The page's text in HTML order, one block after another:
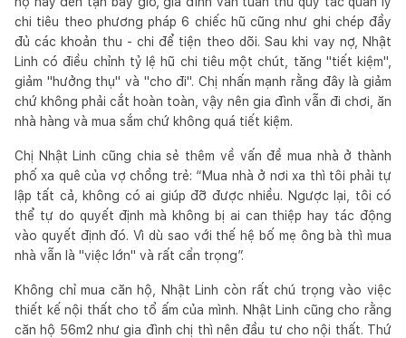
chi tiêu theo phương pháp 6 chiếc hũ cũng như ghi chép đầy
đủ các khoản thu - chi để tiện theo dõi. Sau khi vay nợ, Nhật
Linh có điều chỉnh tỷ lệ hũ chi tiêu một chút, tăng "tiết kiệm",
giảm "hưởng thụ" và "cho đi". Chị nhấn mạnh rằng đây là giảm
chứ không phải cắt hoàn toàn, vậy nên gia đình vẫn đi chơi, ăn
nhà hàng và mua sắm chứ không quá tiết kiệm.
Chị Nhật Linh cũng chia sẻ thêm về vấn đề mua nhà ở thành
phố xa quê của vợ chồng trẻ: “Mua nhà ở nơi xa thì tôi phải tự
lập tất cả, không có ai giúp đỡ được nhiều. Ngược lại, tôi có
thể tự do quyết định mà không bị ai can thiệp hay tác động
vào quyết định đó. Vì dù sao với thế hệ bố mẹ ông bà thì mua
nhà vẫn là "việc lớn" và rất cẩn trọng”.
Không chỉ mua căn hộ, Nhật Linh còn rất chú trọng vào việc
thiết kế nội thất cho tổ ấm của mình. Nhật Linh cũng cho rằng
căn hộ 56m2 như gia đình chị thì nên đầu tư cho nội thất. Thứ